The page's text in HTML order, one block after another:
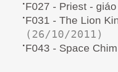
F027 - Priest -
F031 - The Lion
(26/10/2011)
F043 - Space